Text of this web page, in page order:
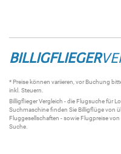
BILLIGFLIEGER
* Preise können variieren, vor Buchung
inkl. Steuern.
BilligfliegerVergleich - die Flugsuchefür
Suchmaschinefinden Sie Billigflügevon
Fluggesellschaften - sowie Flugpreise
Suche